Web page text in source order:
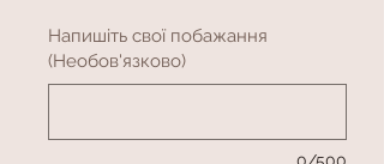
Напишіть свої побажання
(Необов'язково)